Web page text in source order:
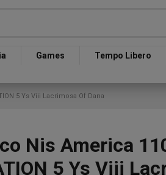
Games Tempo Libero
5 Ys Viii Lacrimosa Of Dana
Nis America
5 Ys Viii